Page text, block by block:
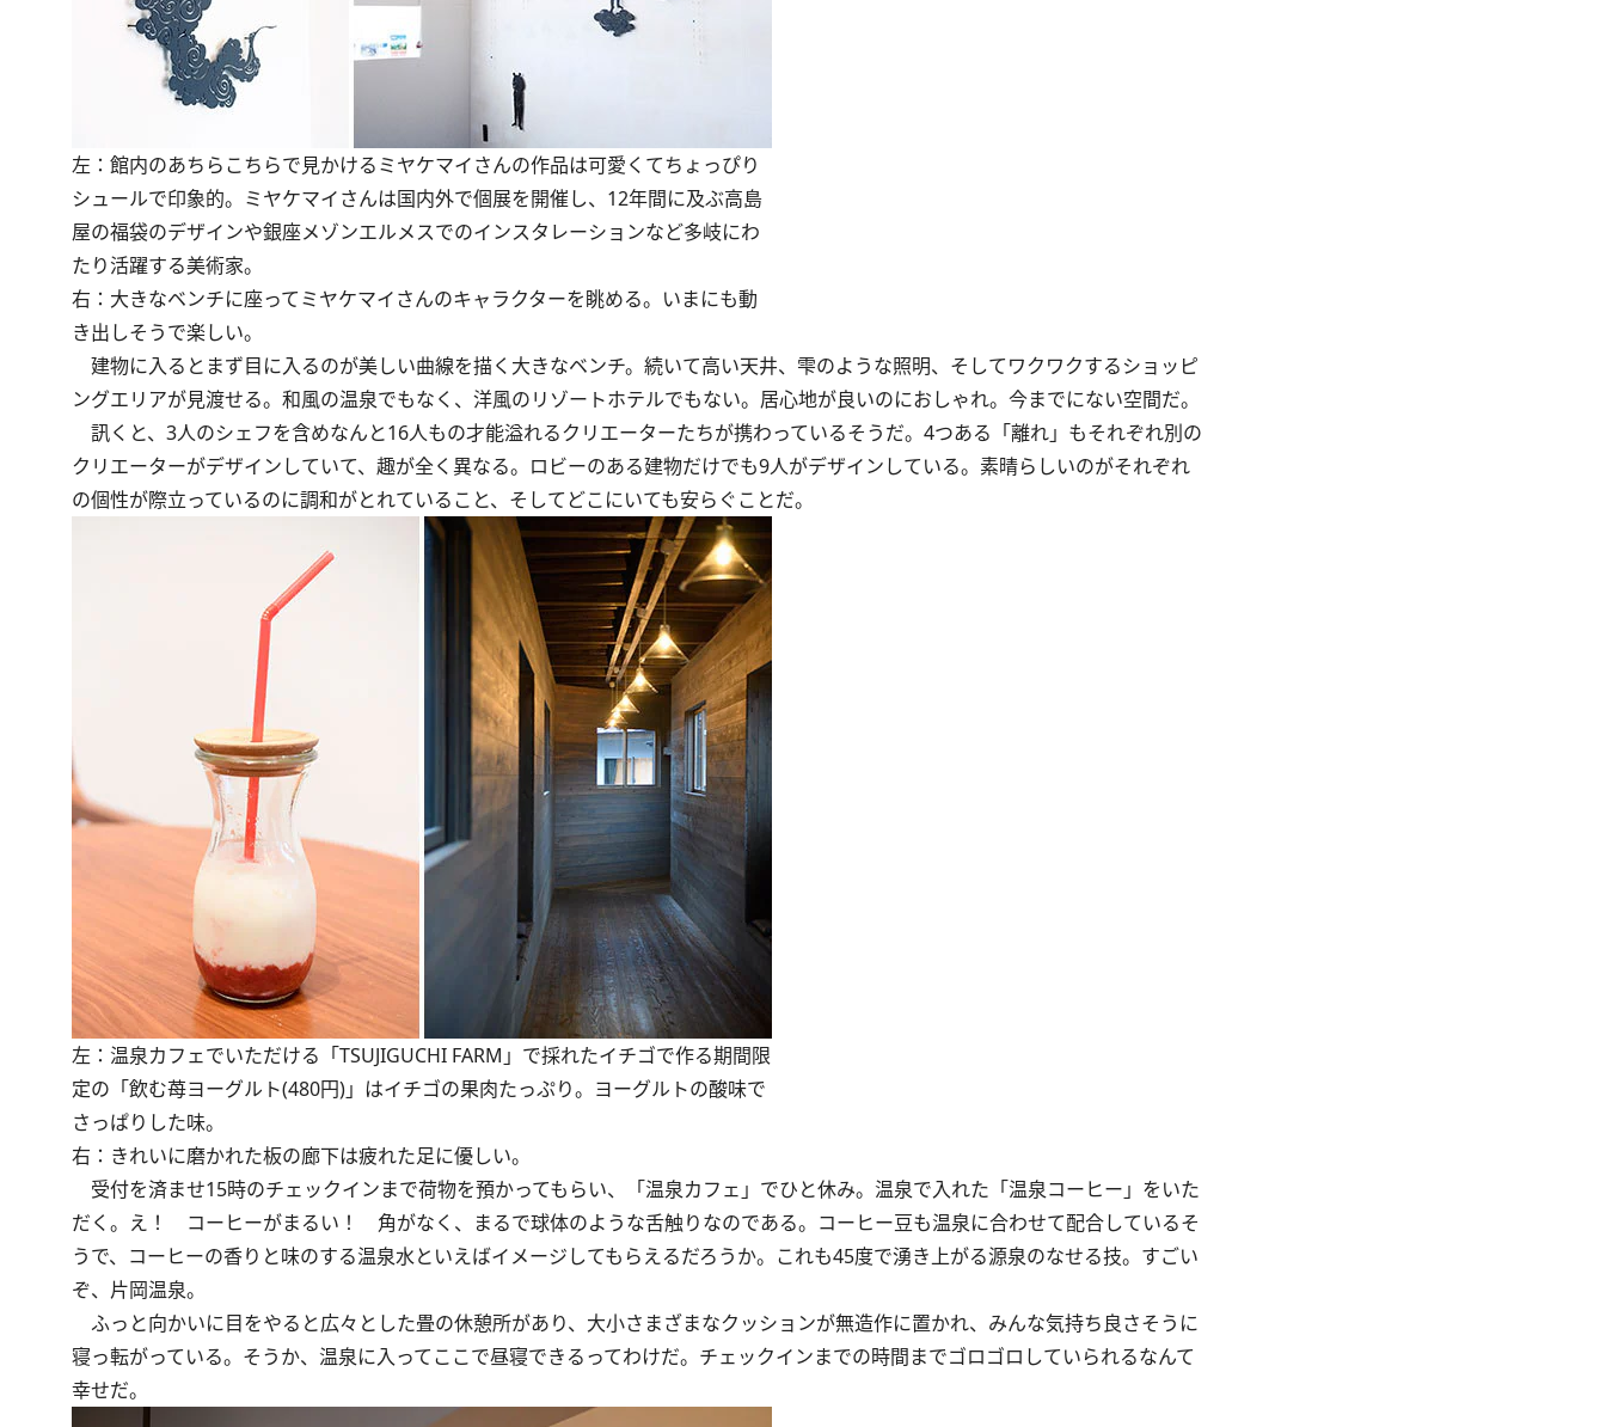
左：館内のあちらこちらで見かけるミヤケマイさんの作品は可愛くてちょっぴり
シュールで印象的。ミヤケマイさんは国内外で個展を開催し、12年間に及ぶ高島
屋の福袋のデザインや銀座メゾンエルメスでのインスタレーションなど多岐にわ
たり活躍する美術家。
右：大きなベンチに座ってミヤケマイさんのキャラクターを眺める。いまにも動
き出しそうで楽しい。
建物に入るとまず目に入るのが美しい曲線を描く大きなベンチ。続いて高い天井、雫のような照明、そしてワクワクするショッピ
ングエリアが見渡せる。和風の温泉でもなく、洋風のリゾートホテルでもない。居心地が良いのにおしゃれ。今までにない空間だ。
訊くと、3人のシェフを含めなんと16人もの才能溢れるクリエーターたちが携わっているそうだ。4つある「離れ」もそれぞれ別の
クリエーターがデザインしていて、趣が全く異なる。ロビーのある建物だけでも9人がデザインしている。素晴らしいのがそれぞれ
の個性が際立っているのに調和がとれていること、そしてどこにいても安らぐことだ。
左：温泉カフェでいただける「TSUJIGUCHI FARM」で採れたイチゴで作る期間限
定の「飲む苺ヨーグルト(480円)」はイチゴの果肉たっぷり。ヨーグルトの酸味で
さっぱりした味。
右：きれいに磨かれた板の廊下は疲れた足に優しい。
受付を済ませ15時のチェックインまで荷物を預かってもらい、「温泉カフェ」でひと休み。温泉で入れた「温泉コーヒー」をいた
だく。え！ コーヒーがまるい！ 角がなく、まるで球体のような舌触りなのである。コーヒー豆も温泉に合わせて配合しているそ
うで、コーヒーの香りと味のする温泉水といえばイメージしてもらえるだろうか。これも45度で湧き上がる源泉のなせる技。すごい
ぞ、片岡温泉。
ふっと向かいに目をやると広々とした畳の休憩所があり、大小さまざまなクッションが無造作に置かれ、みんな気持ち良さそうに
寝っ転がっている。そうか、温泉に入ってここで昼寝できるってわけだ。チェックインまでの時間までゴロゴロしていられるなんて
幸せだ。